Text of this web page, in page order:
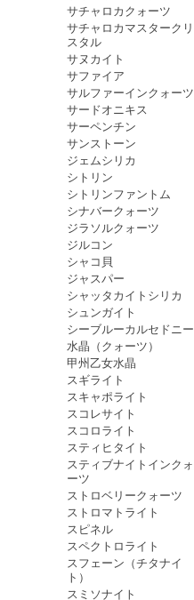
サチャロカクォーツ
サチャロカマスタークリ
スタル
サヌカイト
サファイア
サルファーインクォーツ
サードオニキス
サーペンチン
サンストーン
ジェムシリカ
シトリン
シトリンファントム
シナバークォーツ
ジラソルクォーツ
ジルコン
シャコ貝
ジャスパー
シャッタカイトシリカ
シュンガイト
シーブルーカルセドニー
水晶（クォーツ）
甲州乙女水晶
スギライト
スキャポライト
スコレサイト
スコロライト
スティヒタイト
スティブナイトインクォ
ーツ
ストロベリークォーツ
ストロマトライト
スピネル
スペクトロライト
スフェーン（チタナイ
ト）
スミソナイト